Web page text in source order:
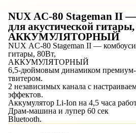
NUX AC-80 Stageman II —
для акустической
АККУМУЛЯТОРНЫЙ
NUX AC-80 Stageman II —
гитары, 80Вт,
АККУМУЛЯТОРНЫЙ
6,5-дюймовым динамиком
твитером.
2 независимых канала с
эффектов.
Аккумулятор Li-Ion на 4,5 часа
Драм-машина и лупер 60 сек
Bluetooth.